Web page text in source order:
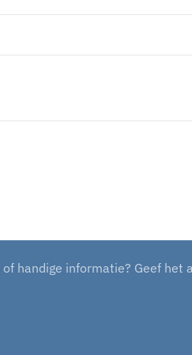
handige informatie? Geef het